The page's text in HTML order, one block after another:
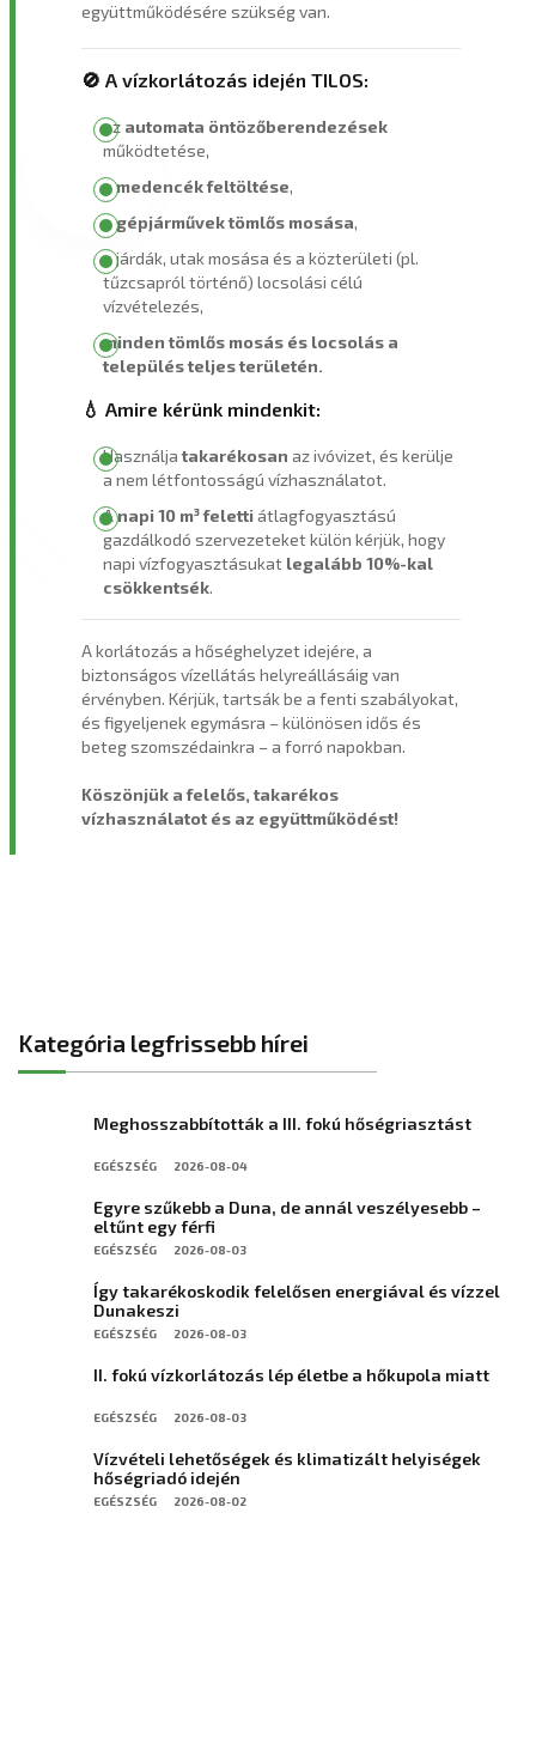
együttműködésére szükség van.
🚫 A vízkorlátozás idején TILOS:
az automata öntözőberendezések
működtetése,
amedencék feltöltése,
agépjárművek tömlős mosása,
a járdák, utak mosása és a közterületi (pl.
tűzcsapról történő) locsolási célú
vízvételezés,
minden tömlős mosás és locsolás a
település teljes területén.
💧 Amire kérünk mindenkit:
Használjatakarékosan az ivóvizet, és kerülje
a nem létfontosságú vízhasználatot.
Anapi 10 m³ felettiátlagfogyasztású
gazdálkodó szervezeteket külön kérjük, hogy
napi vízfogyasztásukat legalább 10%-kal
csökkentsék.
A korlátozás a hőséghelyzet idejére, a
biztonságos vízellátás helyreállásáig van
érvényben. Kérjük, tartsák be a fenti szabályokat,
és figyeljenek egymásra – különösen idős és
beteg szomszédainkra – a forró napokban.
Köszönjük a felelős, takarékos
vízhasználatot és az együttműködést!
Kategória legfrissebb hírei
Meghosszabbították a III. fokú hőségriasztást
EGÉSZSÉG 2026-08-04
Egyre szűkebb a Duna, de annál veszélyesebb –
eltűnt egy férfi
EGÉSZSÉG 2026-08-03
Így takarékoskodik felelősen energiával és vízzel
Dunakeszi
EGÉSZSÉG 2026-08-03
II. fokú vízkorlátozás lép életbe a hőkupola miatt
EGÉSZSÉG 2026-08-03
Vízvételi lehetőségek és klimatizált helyiségek
hőségriadó idején
EGÉSZSÉG 2026-08-02